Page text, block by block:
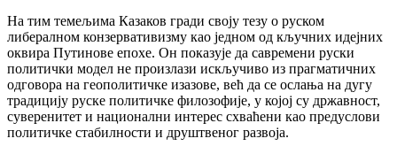
На тим темељима Казаков гради своју тезу о руском
либералном конзервативизму као једном од кључних идејних
оквира Путинове епохе. Он показује да савремени руски
политички модел не произлази искључиво из прагматичних
одговора на геополитичке изазове, већ да се ослања на дугу
традицију руске политичке филозофије, у којој су државност,
суверенитет и национални интерес схваћени као предуслови
политичке стабилности и друштвеног развоја.